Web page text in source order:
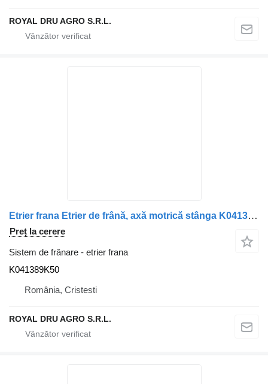
ROYAL DRU AGRO S.R.L.
Etrier frana Etrier de frână, axă motrică stânga K041389K50 pentru camion DAF –
Preț la cerere
Sistem de frânare - etrier frana
K041389K50
România, Cristesti
ROYAL DRU AGRO S.R.L.